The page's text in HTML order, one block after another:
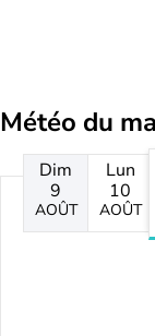
Météo du
Dim
9
AOÛT
Lun
10
AOÛT